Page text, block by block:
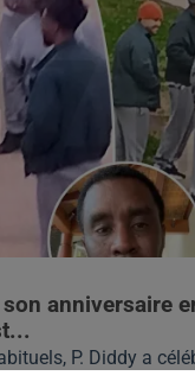
son anniversaire
P. Diddy a